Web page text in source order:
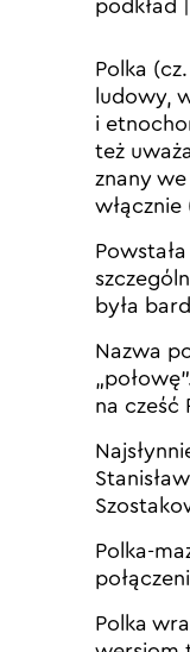
podkład
Polka
ludowy,
i
też
znany
włącznie
była
Nazwa
na cześć
Polka-
Polka